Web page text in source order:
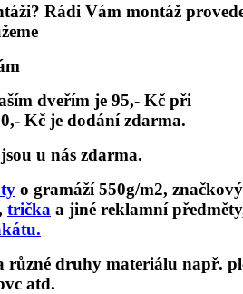
Rádi Vám montáž
dveřím je 95,- Kč při
Kč je dodání zdarma.
u nás zdarma.
o gramáží 550g/m2, značkový
trička a jiné reklamní
různé druhy materiálu např.
atd.